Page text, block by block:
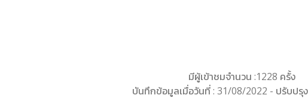
มีผู้เข้าชมจำนวน :1228 ครั้ง
บันทึกข้อมูลเมื่อวันที่ : 31/08/2022 - ปรับปรุ